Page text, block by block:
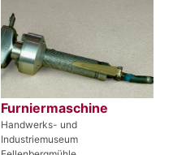
Furniermaschine
Handwerks- und
Industriemuseum